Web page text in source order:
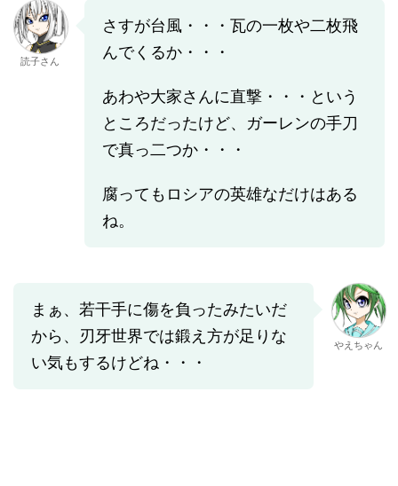
読子さん
さすが台風・・・瓦の一枚や二枚飛
んでくるか・・・
あわや大家さんに直撃・・・という
ところだったけど、ガーレンの手刀
で真っ二つか・・・
腐ってもロシアの英雄なだけはある
ね。
まぁ、若干手に傷を負ったみたいだ
から、刃牙世界では鍛え方が足りな
い気もするけどね・・・
やえちゃん